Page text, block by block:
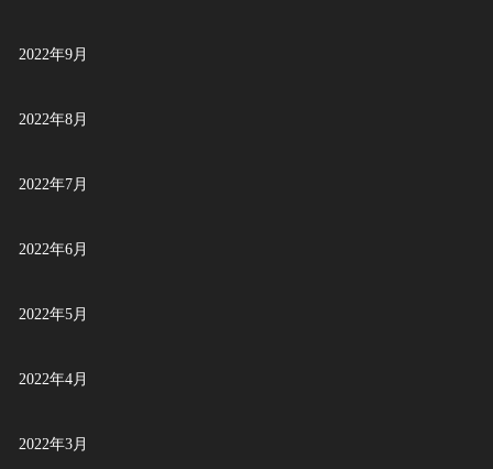
2022年9月
2022年8月
2022年7月
2022年6月
2022年5月
2022年4月
2022年3月